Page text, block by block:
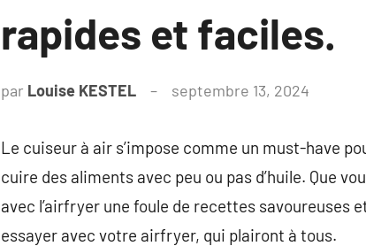
rapides et faciles.
par Louise KESTEL septembre 13, 2024
Le cuiseur à air s’impose comme un must-have
cuire des aliments avec peu ou pas d’huile. Que
avec l’airfryer une foule de recettes savoureuses
essayer avec votre airfryer, qui plairont à tous.